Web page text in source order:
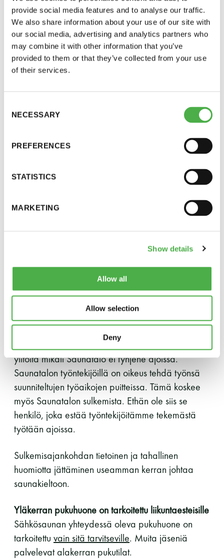
provide social media features and to analyse our traffic.
We also share information about your use of our site with
our social media, advertising and analytics partners who
may combine it with other information that you’ve
provided to them or that they’ve collected from your use
of their services.
Selection
NECESSARY
PREFERENCES
STATISTICS
MARKETING
Show details
Allow all
Allow selection
Deny
Y-tunnus: 0116872-9
Tietosuojaseloste
Saunaseuran tarkoitus
saunarauhan kunnioittaminen. Seura vaalii
saunaa ja edistämään sitä koskevaa tutkimusta.
kuin perheenjäseniä. Tahdomme varmistaa
mukavan saunomiskokemuksen perheille ja
vähentää ruuhkaa rajoittamalla perheeseen
kuulumattomien vieraiden tuomista.
Perheenjäseneksi ei lasketa esimerkiksi veljeä,
Perheenjäsenistä peritään hinnaston mukainen
Saunatalon kahvio palvelee perhesaunapäivänä
normaaliin tapaan, mutta supistetulla valikoimalla.
-Alakerran pukuhuoneista meren puoleisin on
naisten käytössä, mantereen puoleisin miesten
-Uimapuvun käyttö sauna- ja pesutiloissa
Noudata Saunatalon aukioloaikoja
Saunatalo on avoinna vain aukioloaikojensa
puitteissa. Saunatalolta, tulee olla ulkona
tehtävät toimet viivästyvät turhaan ja aiheuttavat
ylitöitä mikäli Saunatalo ei tyhjene ajoissa.
Saunatalon työntekijöillä on oikeus tehdä työnsä
suunniteltujen työaikojen puitteissa. Tämä koskee
myös Saunatalon sulkemista. Ethän ole siis se
henkilö, joka estää työntekijöitämme tekemästä
työtään ajoissa.
Sulkemisajankohdan tietoinen ja tahallinen
huomiotta jättäminen useamman kerran johtaa
saunakieltoon.
Yläkerran pukuhuone on tarkoitettu liikuntaesteisille
Sähkösaunan yhteydessä oleva pukuhuone on
tarkoitettu vain sitä tarvitseville. Muita jäseniä
palvelevat alakerran pukutilat.